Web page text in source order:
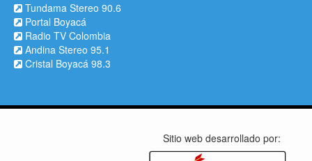
Tundama Stereo 90.6
Portal Boyacá
Radio TV Colombia
Andina Stereo 95.1
Cristal Boyacá 98.3
Sitio web desarrollado por: